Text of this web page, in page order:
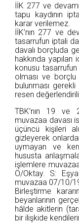
İİK 277 ve
tapu kaydının
karar verilemez.
İİK’nın 277 ve
tasarrufun iptali
davalı borçluda
hakkında
konusu
olması ve borçlu
bulunması
resen
TBK’nın 19 ve
muvazaa davası
üçüncü kişileri
gizleyerek
uymayan ve
hususta
işlemlere
Ö/Oktay. S:
muvazaa 07/10/
Birleştirme
beyanlarının
hâlde akitlerin
bir ilişkide